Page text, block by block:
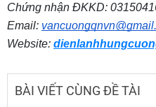
Chứng nhận ĐKKD:
Email:
Website:
BÀI VIẾT CÙNG ĐỀ TÀI